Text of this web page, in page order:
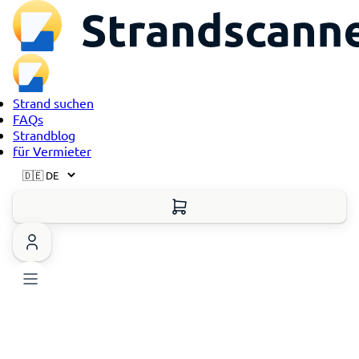
Strand suchen
FAQs
Strandblog
für Vermieter